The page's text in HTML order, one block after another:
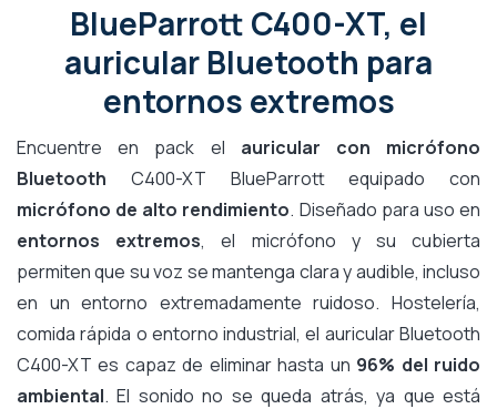
BlueParrott C400-XT, el
auricular Bluetooth para
entornos extremos
Encuentre en pack el auricular con micrófono
Bluetooth C400-XT BlueParrott equipado con
micrófono de alto rendimiento. Diseñado para uso en
entornos extremos, el micrófono y su cubierta
permiten que su voz se mantenga clara y audible, incluso
en un entorno extremadamente ruidoso. Hostelería,
comida rápida o entorno industrial, el auricular Bluetooth
C400-XT es capaz de eliminar hasta un 96% del ruido
ambiental. El sonido no se queda atrás, ya que está